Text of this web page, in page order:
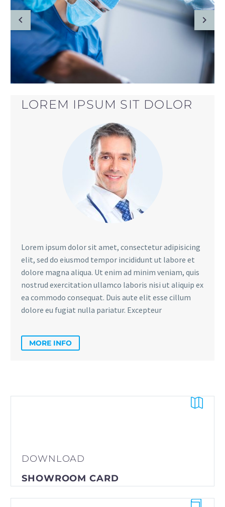
LOREM IPSUM SIT DOLOR
Lorem ipsum dolor sit amet, consectetur adipisicing
elit, sed do eiusmod tempor incididunt ut labore et
dolore magna aliqua. Ut enim ad minim veniam, quis
nostrud exercitation ullamco laboris nisi ut aliquip ex
ea commodo consequat. Duis aute elit esse cillum
dolore eu fugiat nulla pariatur. Excepteur
MORE INFO


DOWNLOAD
SHOWROOM CARD